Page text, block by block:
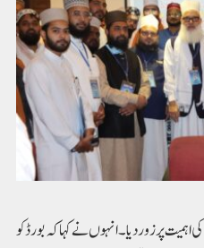
پر زور دیا۔ انہوں نے کہا کہ بورڈ کو